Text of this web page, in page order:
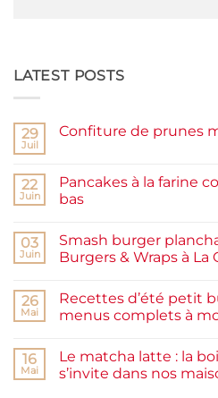
LATEST POSTS
29
Juil
Confiture de prunes
Confiture
de
prunes
et
rapide
22
Juin
Pancakes à la farine
bas
sur
Pancakes
à
complète,
et
03
Juin
Smash burger
Burgers & Wraps à La
sur
burger
testé
Packman
Burgers &
26
Mai
Recettes d’été petit
menus complets à
sur
Recettes
d’été
16
Mai
Le matcha latte : la
s’invite dans nos